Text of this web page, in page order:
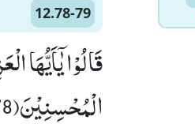
12.78-79
قَالُوْا یٰۤاَیُّهَا